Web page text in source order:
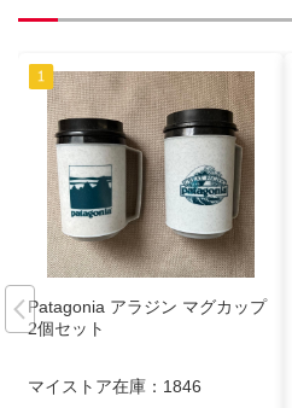
Patagonia アラジン マグカップ
2個セット
マイストア在庫： 1846